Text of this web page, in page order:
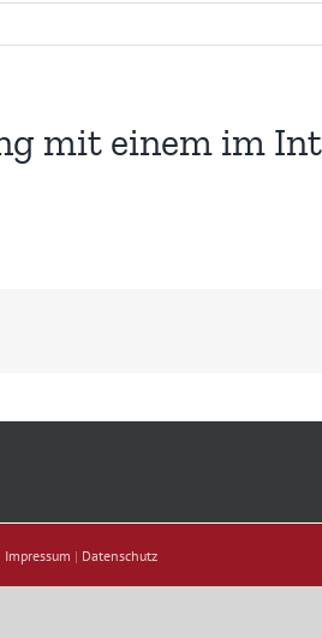
mit einem im
Impressum | Datenschutz